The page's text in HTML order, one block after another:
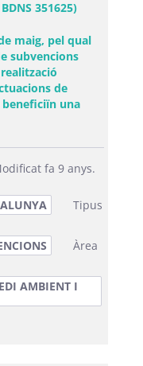
351625)
maig, pel qual
subvencions
de
una
fa 9 anys.
Tipus
Àrea
AMBIENT I